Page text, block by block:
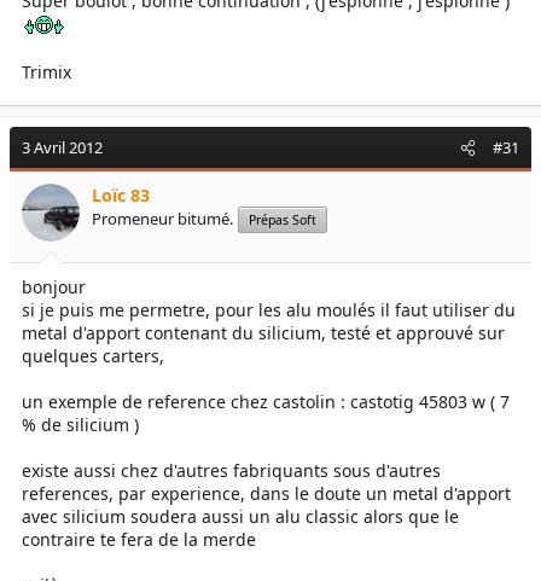
Trimix
3 Avril 2012 #31
Loïc 83
Promeneur bitumé. Prépas Soft
bonjour
si je puis me permetre, pour les alu moulés il faut utiliser du
metal d'apport contenant du silicium, testé et approuvé sur
quelques carters,
un exemple de reference chez castolin : castotig 45803 w ( 7
% de silicium )
existe aussi chez d'autres fabriquants sous d'autres
references, par experience, dans le doute un metal d'apport
avec silicium soudera aussi un alu classic alors que le
contraire te fera de la merde